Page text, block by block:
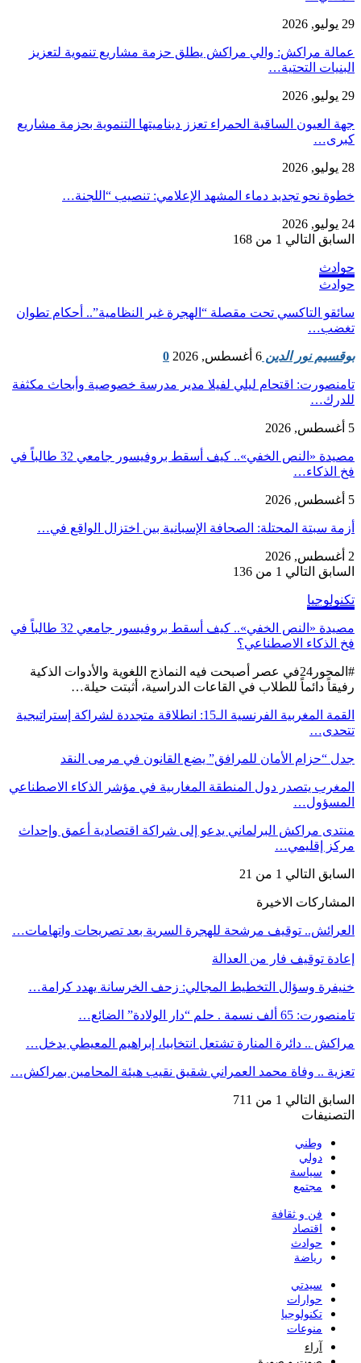
29 يوليو, 2026
عمالة مراكش: والي مراكش يطلق حزمة مشاريع تنموية لتعزيز
البنيات التحتية…
29 يوليو, 2026
جهة العيون الساقية الحمراء تعزز ديناميتها التنموية بحزمة مشاريع
كبرى…
28 يوليو, 2026
​خطوة نحو تجديد دماء المشهد الإعلامي: تنصيب “اللجنة…
24 يوليو, 2026
السابق التالي 1 من 168
حوادث
حوادث
سائقو التاكسي تحت مقصلة “الهجرة غير النظامية”.. أحكام تطوان
تغضب…
بوقسيم نور الدين 6 أغسطس, 2026 0
تامنصورت: اقتحام ليلي لفيلا مدير مدرسة خصوصية وأبحاث مكثفة
للدرك…
5 أغسطس, 2026
مصيدة «النص الخفي».. كيف أسقط بروفيسور جامعي 32 طالباً في
فخ الذكاء…
5 أغسطس, 2026
أزمة سبتة المحتلة: الصحافة الإسبانية بين اختزال الواقع في…
2 أغسطس, 2026
السابق التالي 1 من 136
تكنولوجيا
مصيدة «النص الخفي».. كيف أسقط بروفيسور جامعي 32 طالباً في
فخ الذكاء الاصطناعي؟
#المحور24 ​في عصر أصبحت فيه النماذج اللغوية والأدوات الذكية
رفيقاً دائماً للطلاب في القاعات الدراسية، أثبتت حيلة…
القمة المغربية الفرنسية الـ15: انطلاقة متجددة لشراكة إستراتيجية
تتحدى…
جدل “حزام الأمان للمرافق” يضع القانون في مرمى النقد
المغرب يتصدر دول المنطقة المغاربية في مؤشر الذكاء الاصطناعي
المسؤول…
منتدى مراكش البرلماني يدعو إلى شراكة اقتصادية أعمق وإحداث
مركز إقليمي…
السابق التالي 1 من 21
المشاركات الاخيرة
العرائش.. توقيف مرشحة للهجرة السرية بعد تصريحات واتهامات…
إعادة توقيف فار من العدالة
خنيفرة وسؤال التخطيط المجالي: زحف الخرسانة يهدد كرامة…
تامنصورت: 65 ألف نسمة . حلم “دار الولادة” الضائع…
مراكش .. دائرة المنارة تشتعل انتخابيا، إبراهيم المعيطي يدخل…
تعزية .. وفاة محمد العمراني شقيق نقيب هيئة المحامين بمراكش…
السابق التالي 1 من 711
التصنيفات
وطني
دولي
سياسة
مجتمع
فن و ثقافة
اقتصاد
حوادث
رياضة
سيدتي
حوارات
تكنولوجيا
منوعات
آراء